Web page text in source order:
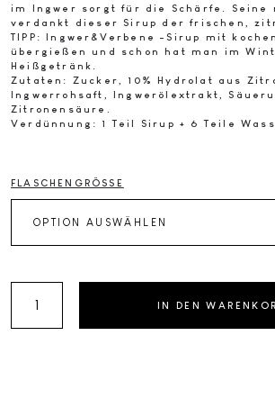
im Ingwer sorgt für die Schärfe. Seine
verdankt dieser Sirup der frischen,
TIPP: Ingwer&Verbene -Sirup mit
übergießen und schon hat man im
Heißgetränk.
Zutaten:
Zucker, 10% Hydrolat aus
Ingwerrohsaft, Ingwerölextrakt,
Zitronensäure.
Verdünnung: 1 Teil Sirup + 6 Teile
FLASCHENGRÖSSE
INGWER
IN DEN